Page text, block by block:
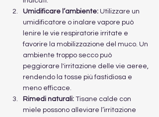
Umidificare l’ambiente: Utilizzare un
umidificatore o inalare vapore può
lenire le vie respiratorie irritate e
favorire la mobilizzazione del muco. Un
ambiente troppo secco può
peggiorare l'irritazione delle vie aeree,
rendendo la tosse più fastidiosa e
meno efficace.
Rimedi naturali: Tisane calde con
miele possono alleviare l’irritazione